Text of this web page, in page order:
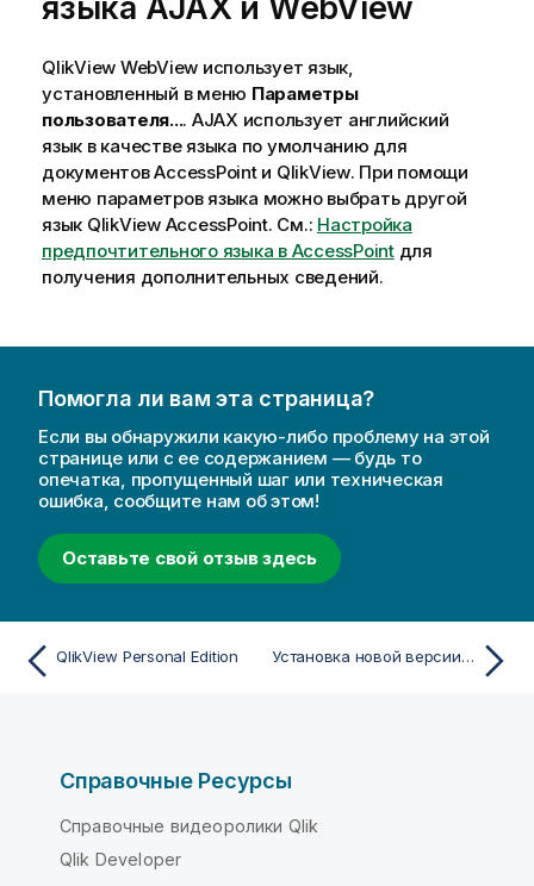
QlikView WebView использует язык,
установленный в меню Параметры
пользователя.... AJAX использует английский
язык в качестве языка по умолчанию для
документов AccessPoint и QlikView. При помощи
меню параметров языка можно выбрать другой
язык QlikViewAccessPoint. См.: Настройка
предпочтительного языка в AccessPointдля
получения дополнительных сведений.
Помогла ли вам эта страница?
Если вы обнаружили какую-либо проблему на этой
странице или с ее содержанием — будь то
опечатка, пропущенный шаг или техническая
ошибка, сообщите нам об этом!
Оставьте свой отзыв здесь
QlikView Personal Edition Установка новой версии или обновление QlikView Desktop
Справочные Ресурсы
Справочные видеоролики Qlik
Qlik Developer